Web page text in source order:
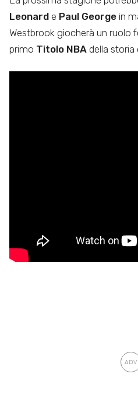
Leonard e Paul George in
Westbrook giocherà un ruolo
primo Titolo NBA della storia